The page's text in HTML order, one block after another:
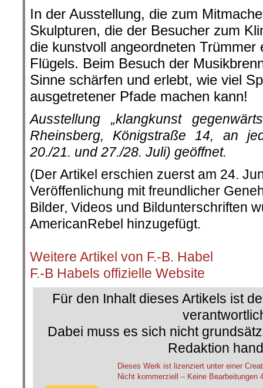
In der Ausstellung, die zum
Skulpturen, die der Besucher zum
die kunstvoll angeordneten Trümmer
Flügels. Beim Besuch der
Sinne schärfen und erlebt, wie viel
ausgetretener Pfade machen kann!
Ausstellung „klangkunst
Rheinsberg, Königstraße 14, an
20./21. und 27./28. Juli) geöffnet.
(Der Artikel erschien zuerst am 24.
Veröffenlichung mit freundlicher
Bilder, Videos und Bildunterschriften
AmericanRebel hinzugefügt.
Weitere Artikel von F.-B. Habel
F.-B Habels offizielle Website
Für den Inhalt dieses Artikels ist
Dabei muss es sich nicht
Redaktion
Dieses Werk ist lizenziert unter einer
Nicht kommerziell – Keine Bearbeitungen